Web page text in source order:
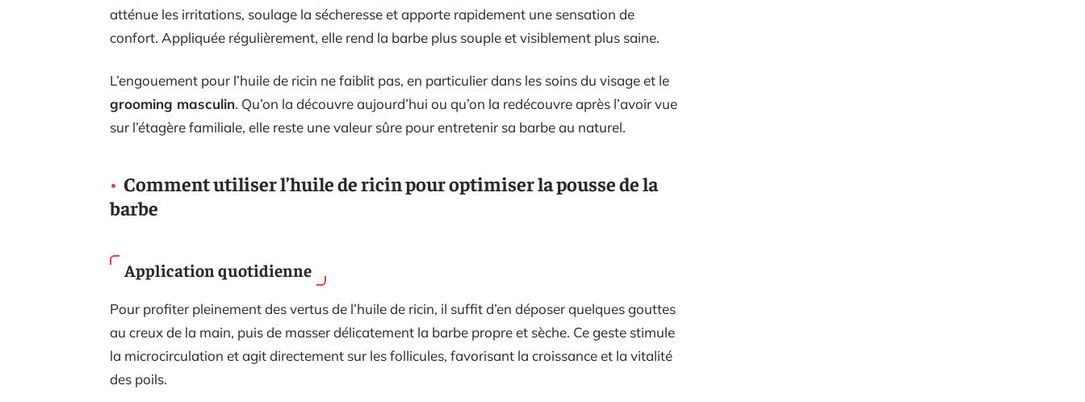
atténue les irritations, soulage la sécheresse et apporte rapidement une sensation de
confort. Appliquée régulièrement, elle rend la barbe plus souple et visiblement plus saine.
L’engouement pour l’huile de ricin ne faiblit pas, en particulier dans les soins du visage et le
grooming masculin. Qu’on la découvre aujourd’hui ou qu’on la redécouvre après l’avoir vue
sur l’étagère familiale, elle reste une valeur sûre pour entretenir sa barbe au naturel.
Comment utiliser l’huile de ricin pour optimiser la pousse de la
barbe
Application quotidienne
Pour profiter pleinement des vertus de l’huile de ricin, il suffit d’en déposer quelques gouttes
au creux de la main, puis de masser délicatement la barbe propre et sèche. Ce geste stimule
la microcirculation et agit directement sur les follicules, favorisant la croissance et la vitalité
des poils.